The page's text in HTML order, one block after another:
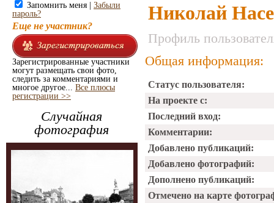
Запомнить меня | Забыли
пароль?
Еще не участник?
Зарегистрированные участники
могут размещать свои фото,
следить за комментариями и
многое другое... Все плюсы
регистрации >>
Случайная
фотография
Николай
Профиль
Общая информация:
Статус пользователя:
На проекте с:
Последний вход:
Комментарии:
Добавлено публикаций:
Добавлено фотографий:
Дополнено публикаций:
Отмечено на карте